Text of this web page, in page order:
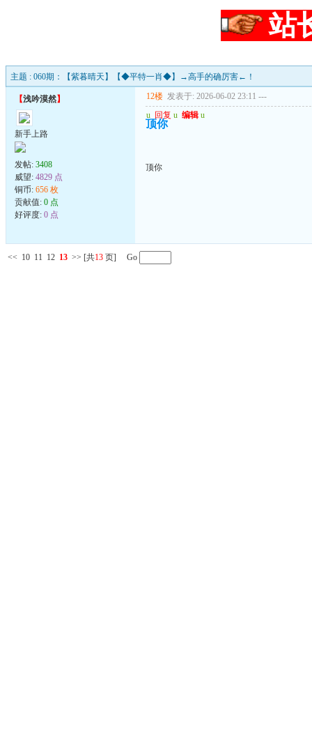
站
主题 : 060期：【紫暮晴天】【◆平特一肖◆】→高手的确厉害←！
【浅吟漠然】
新手上路
发帖: 3408
威望: 4829 点
铜币: 656 枚
贡献值: 0 点
好评度: 0 点
12楼 发表于: 2026-06-02 23:11 ---
u 回复 u 编辑 u
顶你
顶你
<< 10 11 12 13 >> [共13 页] Go